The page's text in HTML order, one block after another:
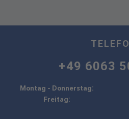
+49 6063
Montag - Donnerstag:
Freitag: